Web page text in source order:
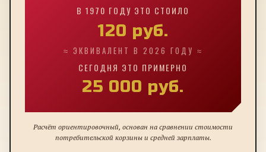
В 1970 ГОДУ ЭТО СТОИЛО
120 руб.
≈ ЭКВИВАЛЕНТ В 2026 ГОДУ ≈
СЕГОДНЯ ЭТО ПРИМЕРНО
25 000 руб.
Расчёт ориентировочный, основан на сравнении стоимости
потребительской корзины и средней зарплаты.